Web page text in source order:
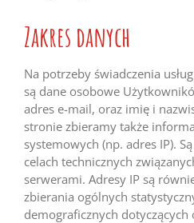
Zakres danych
Na potrzeby świadczenia
są dane osobowe
adres e-mail, oraz imię i
stronie zbieramy także
systemowych (np. adres IP).
celach technicznych
serwerami. Adresy IP są
zbierania ogólnych
demograficznych